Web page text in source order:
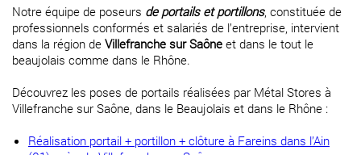
Notre équipe de poseurs de portails et portillons, constituée de
professionnels conformés et salariés de l’entreprise, intervient
dans la région de Villefranche sur Saône et dans le tout le
beaujolais comme dans le Rhône.
Découvrez les poses de portails réalisées par Métal Stores à
Villefranche sur Saône, dans le Beaujolais et dans le Rhône :
Réalisation portail + portillon + clôture à Fareins dans l’Ain